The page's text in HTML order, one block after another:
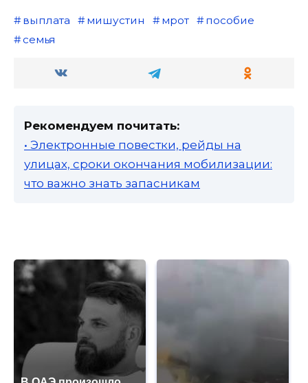
выплата мишустин мрот
пособие
семья
Рекомендуем почитать:
• Электронные повестки, рейды на
улицах, сроки окончания мобилизации:
что важно знать запасникам